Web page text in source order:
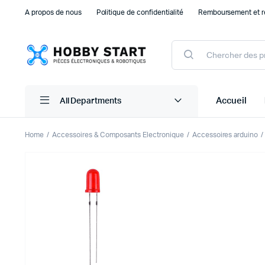
A propos de nous Politique de confidentialité Remboursement et
Products
search
All Departments Accueil
Accessoires arduino
Accessoires Drones
Accessoires Raspberry Pi
Composants Electroniques
Home Accessoires & Composants Electronique Accessoires arduino